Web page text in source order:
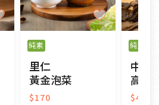
：
儲存之商品、易於變質或損壞
法或不適合退換之商品：如
腦軟體，若產品瑕疵無法讀取僅
送達後水洗或污損者。
、襪子、口罩等私人消耗性產
純素
里仁
黃金泡菜
$170
純素
中如
高原黃
$450